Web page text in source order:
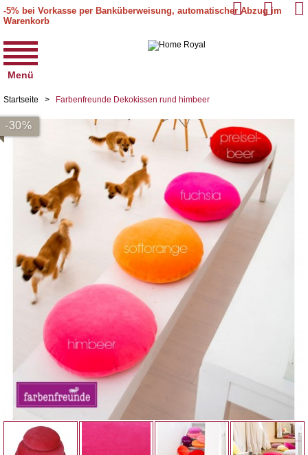
-5% bei Vorkasse per Banküberweisung, automatischer Abzug im
Warenkorb
Menü
Startseite > Farbenfreunde Dekokissen rund himbeer
-30%